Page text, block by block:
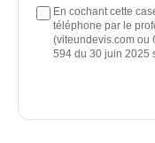
En cochant cette
téléphone par le
(viteundevis.com ou
594 du 30 juin 2025